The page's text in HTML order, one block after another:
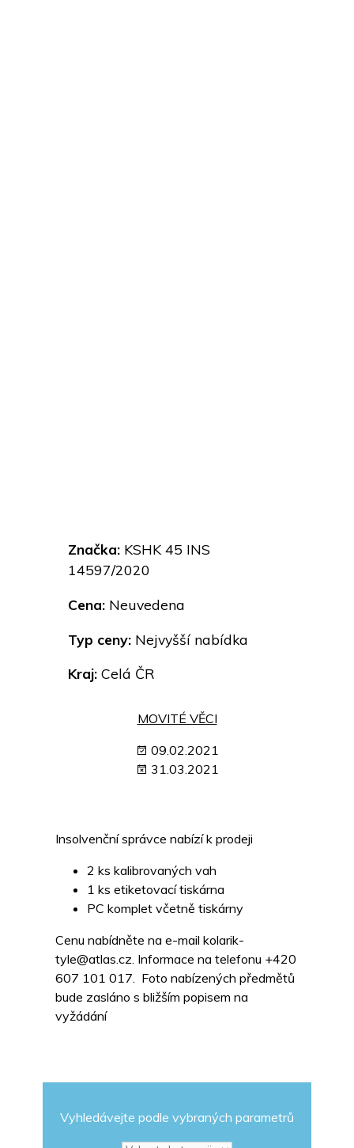
Značka: KSHK 45 INS
14597/2020
Cena: Neuvedena
Typ ceny: Nejvyšší nabídka
Kraj: Celá ČR
MOVITÉ VĚCI
09.02.2021
31.03.2021
Insolvenční správce nabízí k prodeji
2 ks kalibrovaných vah
1 ks etiketovací tiskárna
PC komplet včetně tiskárny
Cenu nabídněte na e-mail kolarik-
tyle@atlas.cz. Informace na telefonu +420
607 101 017. Foto nabízených předmětů
bude zasláno s bližším popisem na
vyžádání
Vyhledávejte podle vybraných parametrů